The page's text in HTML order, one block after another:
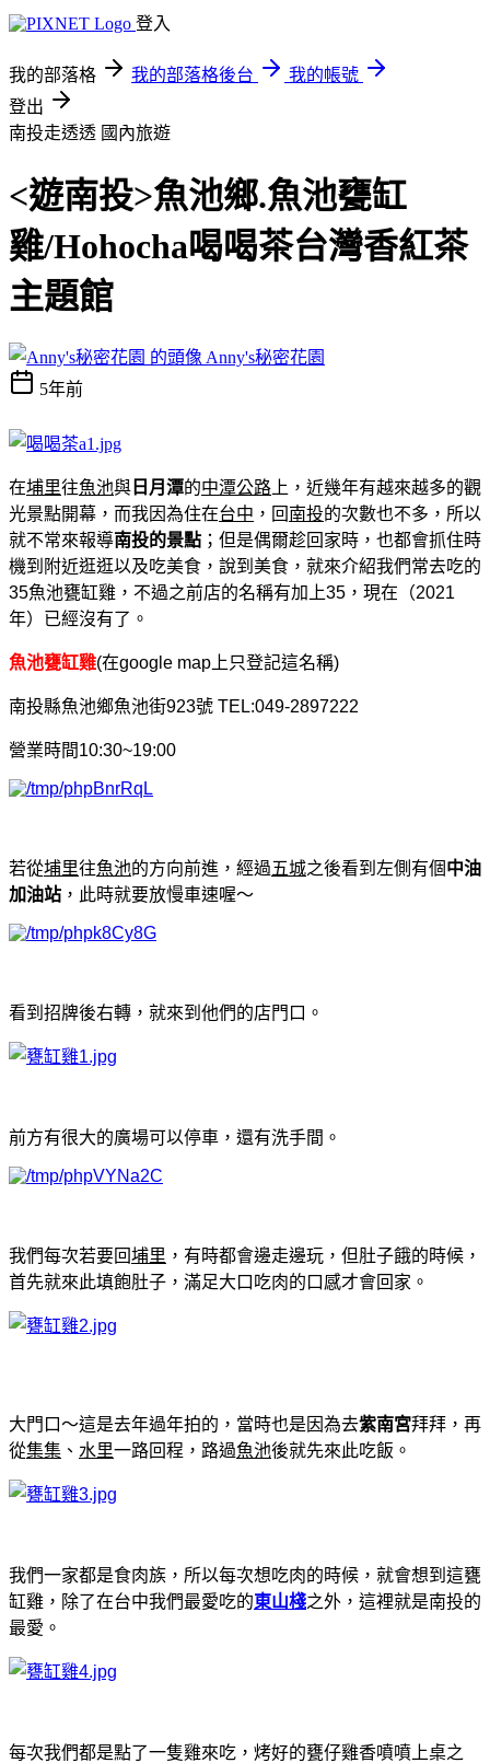
登入
我的部落格 我的部落格後台
我的帳號
登出
南投走透透 國內旅遊
<遊南投>魚池鄉.魚池甕缸
雞/Hohocha喝喝茶台灣香紅茶
主題館
Anny's秘密花園
5年前
在埔里往魚池與 日月潭的中潭公路 上，近幾年有越來越多的觀
光景點開幕，而我因為住在台中 ，回 南投的次數也不多，所以
就不常來報導南投的景點 ；但是偶爾趁回家時，也都會抓住時
機到附近逛逛以及吃美食，說到美食，就來介紹我們常去吃的
35魚池甕缸雞，不過之前店的名稱有加上35，現在（2021
年）已經沒有了。
魚池甕缸雞(在google map上只登記這名稱)
南投縣魚池鄉魚池街923號 TEL:049-2897222
營業時間10:30~19:00
若從埔里往魚池的方向前進，經過五城之後看到左側有個中油
加油站 ，此時就要放慢車速喔～
看到招牌後右轉，就來到他們的店門口。
前方有很大的廣場可以停車，還有洗手間。
我們每次若要回埔里 ，有時都會邊走邊玩，但肚子餓的時候，
首先就來此填飽肚子，滿足大口吃肉的口感才會回家。
大門口～這是去年過年拍的，當時也是因為去紫南宮拜拜，再
從集集 、 水里一路回程，路過魚池後就先來此吃飯。
我們一家都是食肉族，所以每次想吃肉的時候，就會想到這甕
缸雞，除了在台中我們最愛吃的東山棧之外，這裡就是南投的
最愛。
每次我們都是點了一隻雞來吃，烤好的甕仔雞香噴噴上桌之